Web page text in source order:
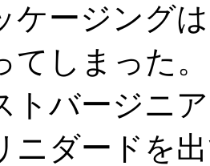
ケージング
てしまった
トバージニ
ニダードを